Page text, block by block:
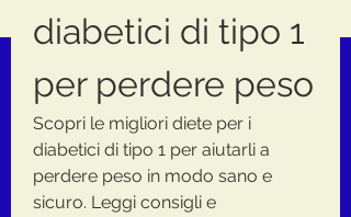
diabetici di tipo 1
per perdere peso
Scopri le migliori diete per i
diabetici di tipo 1 per aiutarli a
perdere peso in modo sano e
sicuro. Leggi consigli e